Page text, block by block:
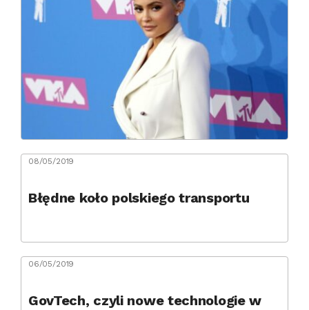
08/05/2019
Błędne koło polskiego transportu
06/05/2019
GovTech, czyli nowe technologie w